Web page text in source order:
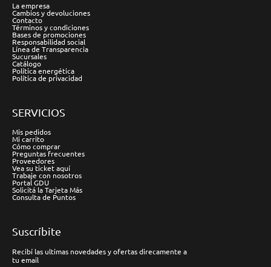
La empresa
Cambios y devoluciones
Contacto
Términos y condiciones
Bases de promociones
Responsabilidad social
Línea de Transparencia
Sucursales
Catálogo
Política energética
Política de privacidad
SERVICIOS
Mis pedidos
Mi carrito
Cómo comprar
Preguntas frecuentes
Proveedores
Vea su ticket aquí
Trabaje con nosotros
Portal GDU
Solicitá la Tarjeta Más
Consulta de Puntos
Suscríbite
Recibí las ultimas novedades y ofertas direcamente a
tu email